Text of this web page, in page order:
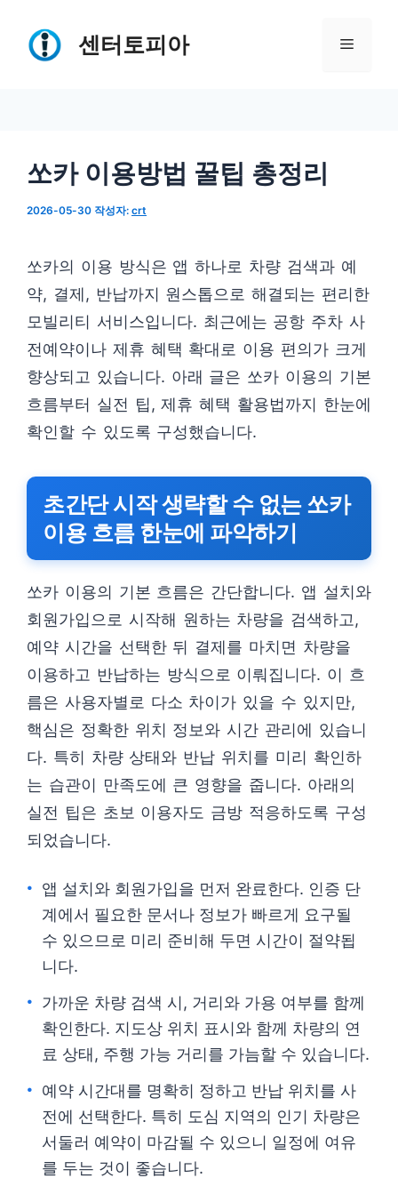
센터토피아 메
쏘카 이용방법 꿀팁 총정리
2026-05-30 작성자: crt
쏘카의 이용 방식은 앱 하나로 차량 검색과 예
약, 결제, 반납까지 원스톱으로 해결되는 편리한
모빌리티 서비스입니다. 최근에는 공항 주차 사
전예약이나 제휴 혜택 확대로 이용 편의가 크게
향상되고 있습니다. 아래 글은 쏘카 이용의 기본
흐름부터 실전 팁, 제휴 혜택 활용법까지 한눈에
확인할 수 있도록 구성했습니다.
초간단 시작 생략할 수 없는 쏘카
이용 흐름 한눈에 파악하기
쏘카 이용의 기본 흐름은 간단합니다. 앱 설치와
회원가입으로 시작해 원하는 차량을 검색하고,
예약 시간을 선택한 뒤 결제를 마치면 차량을
이용하고 반납하는 방식으로 이뤄집니다. 이 흐
름은 사용자별로 다소 차이가 있을 수 있지만,
핵심은 정확한 위치 정보와 시간 관리에 있습니
다. 특히 차량 상태와 반납 위치를 미리 확인하
는 습관이 만족도에 큰 영향을 줍니다. 아래의
실전 팁은 초보 이용자도 금방 적응하도록 구성
되었습니다.
앱 설치와 회원가입을 먼저 완료한다. 인증 단
계에서 필요한 문서나 정보가 빠르게 요구될
수 있으므로 미리 준비해 두면 시간이 절약됩
니다.
가까운 차량 검색 시, 거리와 가용 여부를 함께
확인한다. 지도상 위치 표시와 함께 차량의 연
료 상태, 주행 가능 거리를 가늠할 수 있습니다.
예약 시간대를 명확히 정하고 반납 위치를 사
전에 선택한다. 특히 도심 지역의 인기 차량은
서둘러 예약이 마감될 수 있으니 일정에 여유
를 두는 것이 좋습니다.